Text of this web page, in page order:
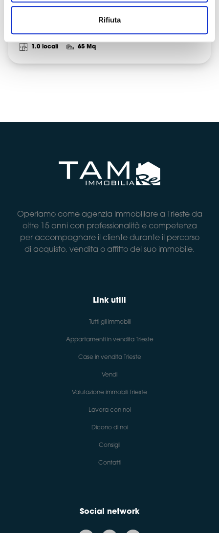
Rifiuta
VIA GIULIA, 12, 34126 TRIESTE TS
1.0 locali 65 Mq
Operiamo come agenzia immobiliare a Trieste da
oltre 15 anni con professionalità e competenza
per accompagnare il cliente durante il percorso
di acquisto, vendita o affitto del suo immobile.
Link utili
Tutti gli immobili
Appartamenti in vendita Trieste
Case in vendita Trieste
Vendi
Valutazione immobili Trieste
Lavora con noi
Dicono di noi
Consigli
Contatti
Social network